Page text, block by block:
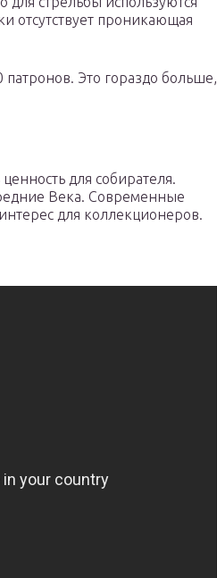
отсутствует проникающая
Это гораздо больше,
для собирателя.
Века. Современные
для коллекционеров.